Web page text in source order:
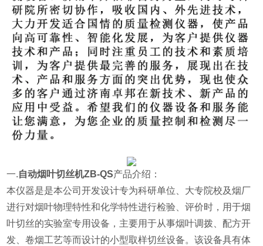
一.自动烟叶切丝机ZB-QS产品介绍：
本仪器是是本公司开发设计专为科研单位、大专院校及烟厂
进行对烟叶物理特性和化学特性进行检验、评价时，用于烟
叶切丝的实验室专用设备，主要用于从事烟叶调拨、配方开
发、卷烟工艺等而设计的小型取样切丝设备。该设备具有体